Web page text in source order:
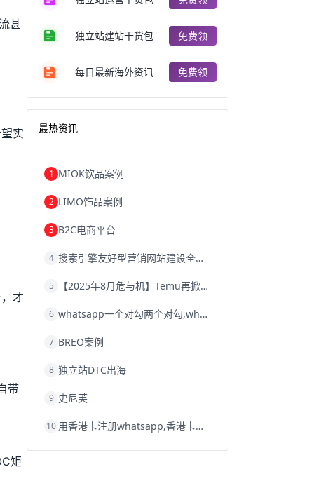
甚
实
才
带
矩
跨境电商案例国内跨境电商
郑州跨境电商跨境电商趋势
阿里跨境电商
跨境电商费用美国跨境电商
跨境电商教程
独立站跨境电商跨境电商独立站
跨境电商erp西安跨境电商
沈阳跨境电商跨境电商服务平台
跨境电商网店跨境电商物流模式
跨境电商结算浙江跨境电商
跨境电商优势跨境电商的优势seo运营
whatsapp群发
独立站建站干货包 免费领
每日最新海外资讯 免费领
最热资讯
1 MIOK饮品案例
2 LIMO饰品案例
3 B2C电商平台
4 搜索引擎友好型营销网站建设全攻略
5 【2025年8月危与机】Temu再掀封店风暴，独立站才是跨境卖家的避险通道
6 whatsapp一个对勾两个对勾,whatsapp对勾代表什么意思
7 BREO案例
8 独立站DTC出海
9 史尼芙
10 用香港卡注册whatsapp,香港卡不能注册whatsapp